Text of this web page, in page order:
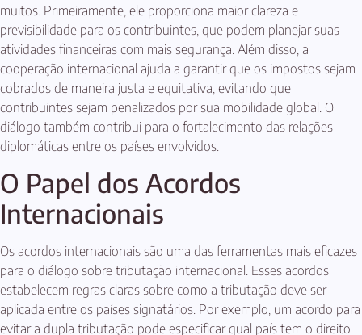
muitos. Primeiramente, ele proporciona maior clareza e
previsibilidade para os contribuintes, que podem planejar suas
atividades financeiras com mais segurança. Além disso, a
cooperação internacional ajuda a garantir que os impostos sejam
cobrados de maneira justa e equitativa, evitando que
contribuintes sejam penalizados por sua mobilidade global. O
diálogo também contribui para o fortalecimento das relações
diplomáticas entre os países envolvidos.
O Papel dos Acordos
Internacionais
Os acordos internacionais são uma das ferramentas mais eficazes
para o diálogo sobre tributação internacional. Esses acordos
estabelecem regras claras sobre como a tributação deve ser
aplicada entre os países signatários. Por exemplo, um acordo para
evitar a dupla tributação pode especificar qual país tem o direito